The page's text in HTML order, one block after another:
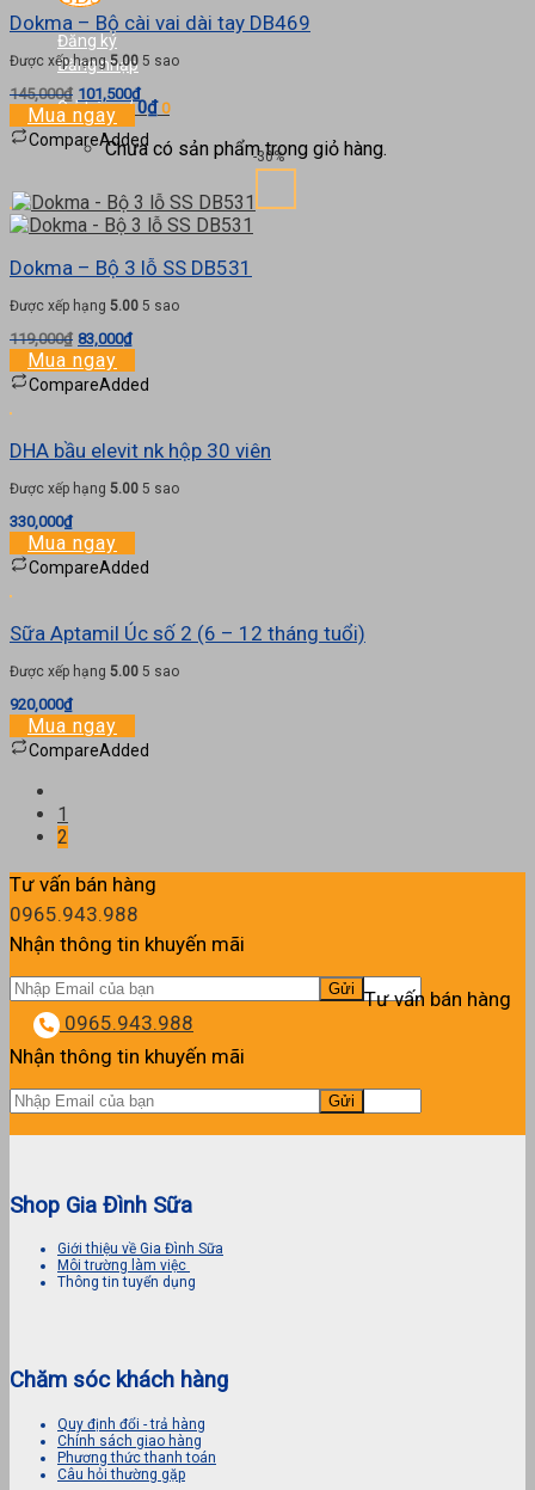
Đăng ký
Đăng nhập
Giỏ hàng /0₫ 0
Chưa có sản phẩm trong giỏ hàng.
Dokma – Bộ cài vai dài tay DB469
Được xếp hạng5.00 5 sao
145,000₫ Giá
gốc
là:
145,000₫.
101,500₫Giá
hiện
tại
là:
Mua ngay
CompareAdded
-30%
Dokma – Bộ 3 lỗ SS DB531
Được xếp hạng 5.00 5 sao
119,000₫ Giá
gốc
là:
83,000₫Giá
tại
Mua ngay
CompareAdded
DHA bầu elevit nk hộp 30 viên
Được xếp hạng 5.00 5 sao
330,000₫
Mua ngay
CompareAdded
Sữa Aptamil Úc số 2 (6 – 12 tháng tuổi)
Được xếp hạng 5.00 5 sao
920,000₫
Mua ngay
CompareAdded
1
2
Tư vấn bán hàng
0965.943.988
Nhận thông tin khuyến mãi
Tư vấn bán hàng
0965.943.988
Nhận thông tin khuyến mãi
Shop Gia Đình Sữa
Giới thiệu về Gia Đình Sữa
Môi trường làm việc
Thông tin tuyển dụng
Chăm sóc khách hàng
Quy định đổi - trả hàng
Chính sách giao hàng
Phương thức thanh toán
Câu hỏi thường gặp